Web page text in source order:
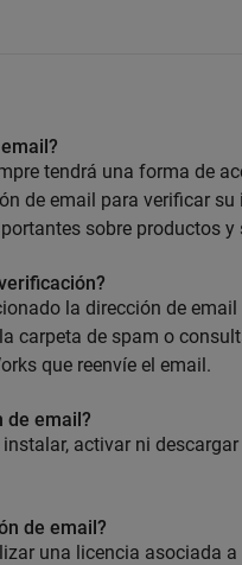
tendrá una forma de
de email para verificar
sobre productos y
la dirección de
carpeta de spam o
que reenvíe el email.
de email?
activar ni
de email?
una licencia asociada